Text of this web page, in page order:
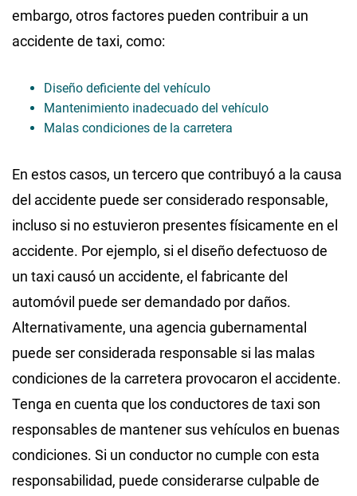
embargo, otros factores pueden contribuir a un
accidente de taxi, como:
Diseño deficiente del vehículo
Mantenimiento inadecuado del vehículo
Malas condiciones de la carretera
En estos casos, un tercero que contribuyó a la causa
del accidente puede ser considerado responsable,
incluso si no estuvieron presentes físicamente en el
accidente. Por ejemplo, si el diseño defectuoso de
un taxi causó un accidente, el fabricante del
automóvil puede ser demandado por daños.
Alternativamente, una agencia gubernamental
puede ser considerada responsable si las malas
condiciones de la carretera provocaron el accidente.
Tenga en cuenta que los conductores de taxi son
responsables de mantener sus vehículos en buenas
condiciones. Si un conductor no cumple con esta
responsabilidad, puede considerarse culpable de